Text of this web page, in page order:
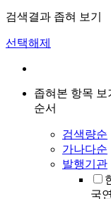
검색결과 좁혀 보기
선택해제
좁혀본 항목 보
순서
검색량순
가나다순
발행기관
국연